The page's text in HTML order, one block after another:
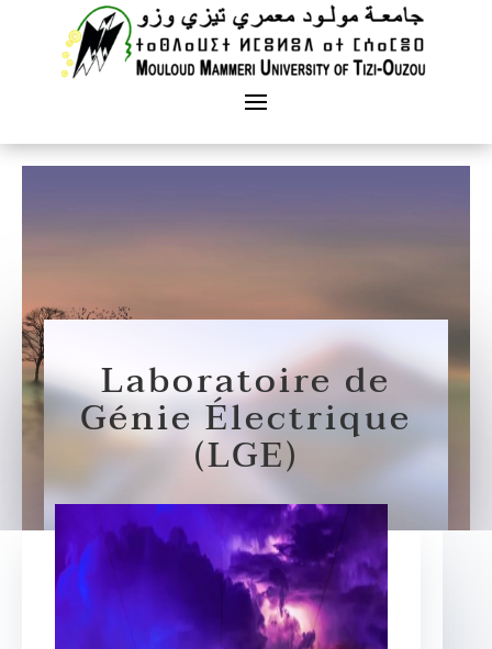
Laboratoire de
Génie Électrique
(LGE)